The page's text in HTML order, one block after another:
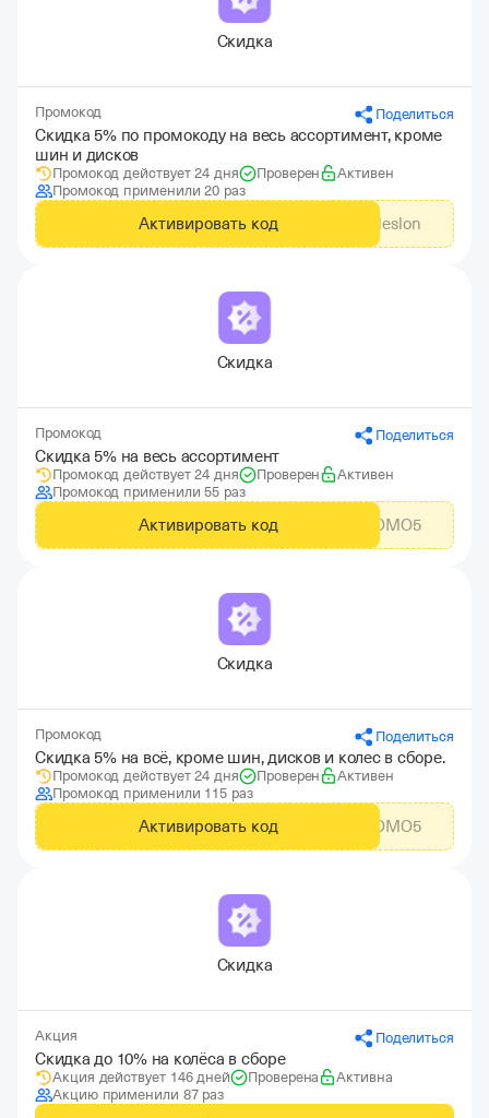
Скидка
Промокод Поделиться
Скидка 5% по промокоду на весь ассортимент, кроме
шин и дисков
Промокод действует 24 дня Проверен
Активен
Промокод применили 20 раз
Активировать код gdeslon
Скидка
Промокод Поделиться
Скидка 5% на весь ассортимент
Промокод действует 24 дня Проверен
Активен
Промокод применили 55 раз
Активировать код KOLESA_PROMO5
Скидка
Промокод Поделиться
Скидка 5% на всё, кроме шин, дисков и колес в сборе.
Промокод действует 24 дня Проверен
Активен
Промокод применили 115 раз
Активировать код KOLESA_PROMO5
Скидка
Акция Поделиться
Скидка до 10% на колёса в сборе
Акция действует 146 дней Проверена
Активна
Акцию применили 87 раз